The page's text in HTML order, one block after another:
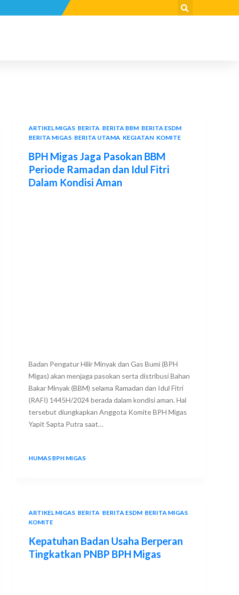
ARTIKEL MIGAS, BERITA, BERITA BBM, BERITA ESDM,
BERITA MIGAS, BERITA UTAMA, KEGIATAN, KOMITE
BPH Migas Jaga Pasokan BBM
Periode Ramadan dan Idul Fitri
Dalam Kondisi Aman
Badan Pengatur Hilir Minyak dan Gas Bumi (BPH
Migas) akan menjaga pasokan serta distribusi Bahan
Bakar Minyak (BBM) selama Ramadan dan Idul Fitri
(RAFI) 1445H/2024 berada dalam kondisi aman. Hal
tersebut diungkapkan Anggota Komite BPH Migas
Yapit Sapta Putra saat…
HUMAS BPH MIGAS
ARTIKEL MIGAS, BERITA BERITA ESDM, BERITA MIGAS,
KOMITE
Kepatuhan Badan Usaha Berperan
Tingkatkan PNBP BPH Migas